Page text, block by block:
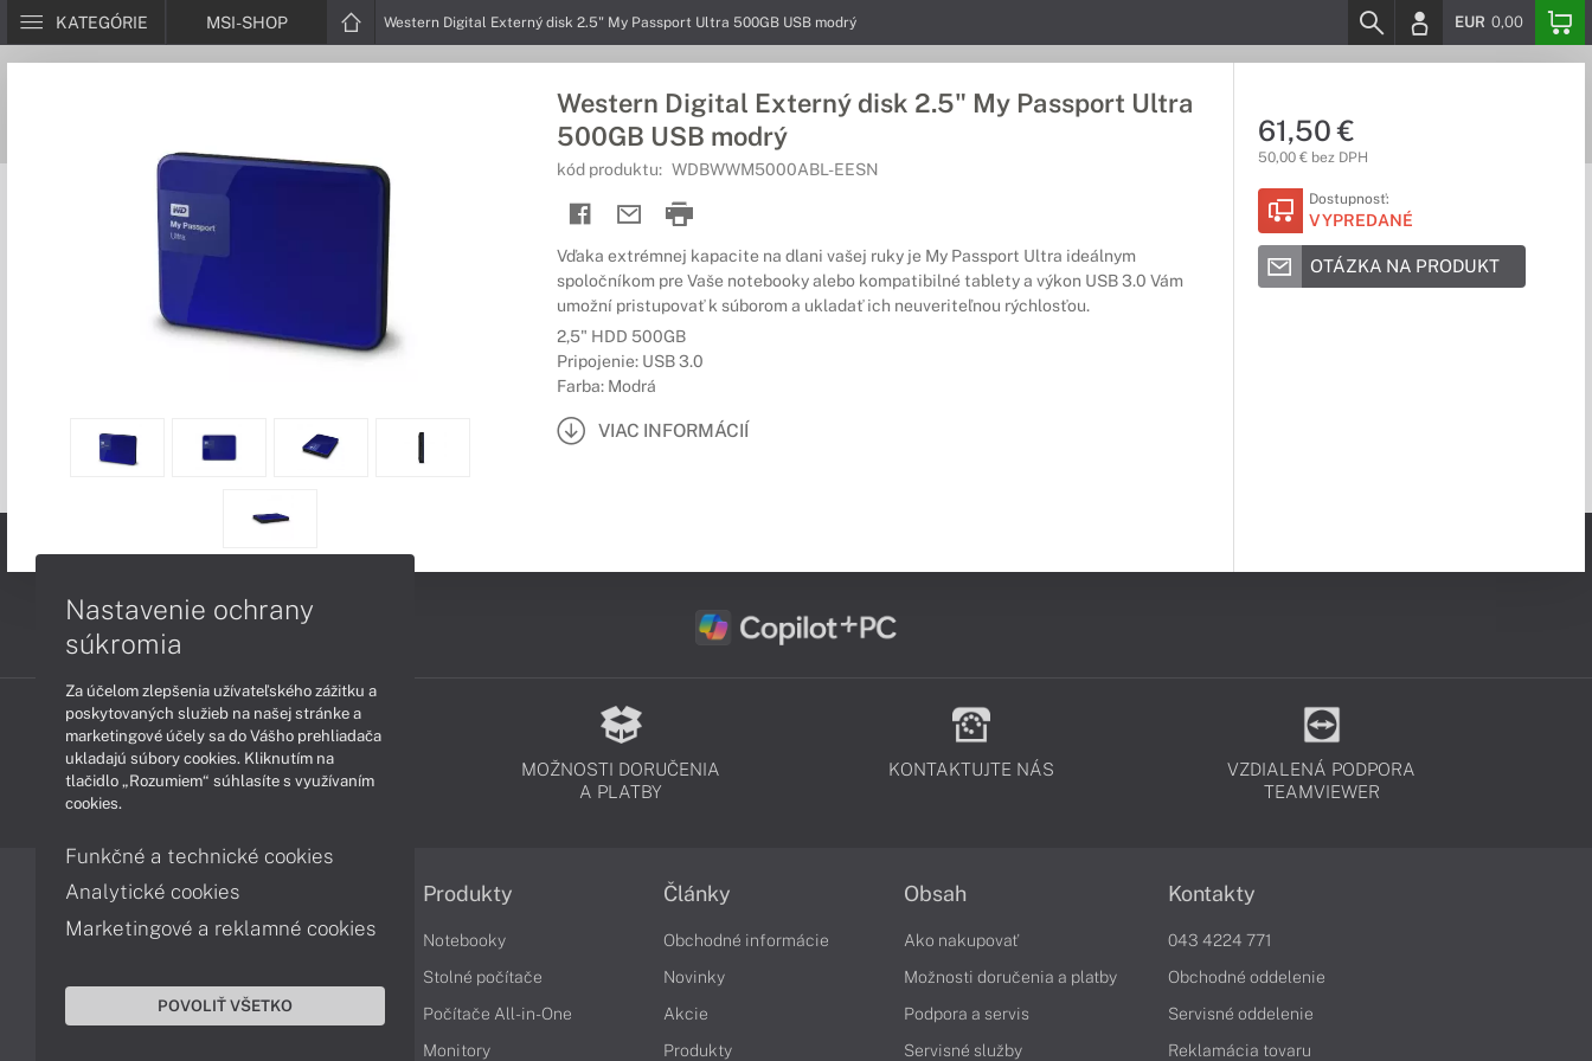
KATEGÓRIE MSI-SHOP Western Digital Externý disk 2.5" My Passport Ultra 500GB USB modrý EUR 0,00
Western Digital Externý disk 2.5" My Passport Ultra
500GB USB modrý
kód produktu: WDBWWM5000ABL-EESN
Vďaka extrémnej kapacite na dlani vašej ruky je My Passport Ultra ideálnym
spoločníkom pre Vaše notebooky alebo kompatibilné tablety a výkon USB 3.0 Vám
umožní pristupovať k súborom a ukladať ich neuveriteľnou rýchlosťou.
2,5" HDD 500GB
Pripojenie: USB 3.0
Farba: Modrá
VIAC INFORMÁCIÍ
61,50 €
50,00 € bez DPH
Dostupnosť:
VYPREDANÉ
OTÁZKA NA PRODUKT
PODPORA A SERVIS
MOŽNOSTI DORUČENIA
A PLATBY
KONTAKTUJTE NÁS
VZDIALENÁ PODPORA
TEAMVIEWER
Informácie
Obchodné podmienky
Ochrana osobných údajov
Produkty
Notebooky
Stolné počítače
Počítače All-in-One
Monitory
Články
Obchodné informácie
Novinky
Akcie
Produkty
Obsah
Ako nakupovať
Možnosti doručenia a platby
Podpora a servis
Servisné služby
Kontakty
043 4224 771
Obchodné oddelenie
Servisné oddelenie
Reklamácia tovaru
Nastavenie ochrany
súkromia
Za účelom zlepšenia užívateľského zážitku a
poskytovaných služieb na našej stránke a
marketingové účely sa do Vášho prehliadača
ukladajú súbory cookies. Kliknutím na
tlačidlo „Rozumiem“ súhlasíte s využívaním
cookies.
Funkčné a technické cookies
Analytické cookies
Marketingové a reklamné cookies
POVOLIŤ VŠETKO